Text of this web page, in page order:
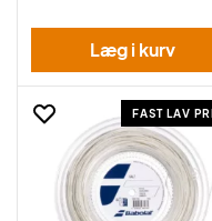
Læg i kurv
FAST LAV